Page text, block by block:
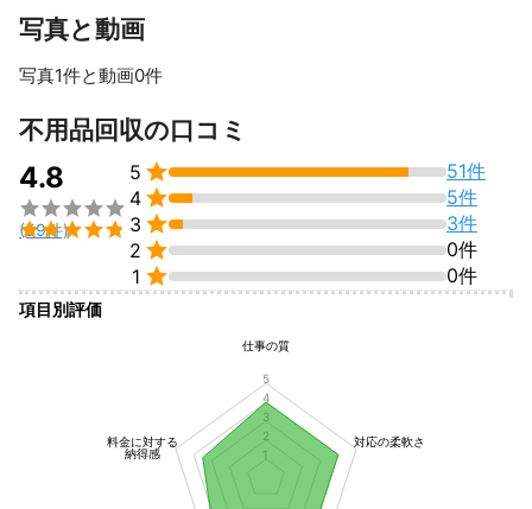
写真と動画
写真1件と動画0件
不用品回収の口コミ
4.8


(59件)
5 
51件
4 
5件
3 
3件
2 
0件
1  0件
項目別評価
仕事の質
対応の柔軟さ
料金に対する
納得感
1
2
3
4
5